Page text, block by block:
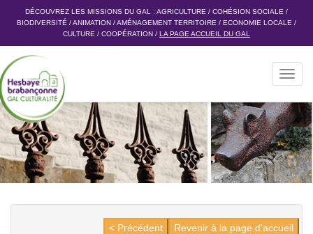
DÉCOUVREZ LES MISSIONS DU GAL : AGRICULTURE / COHÉSION SOCIALE /
BIODIVERSITÉ /ANIMATION /AMÉNAGEMENT TERRITOIRE / ECONOMIE LOCALE /
CULTURE / COOPÉRATION / LA PAGE ACCUEIL DU GAL
Revenir à la page d'accueil
< Précédent